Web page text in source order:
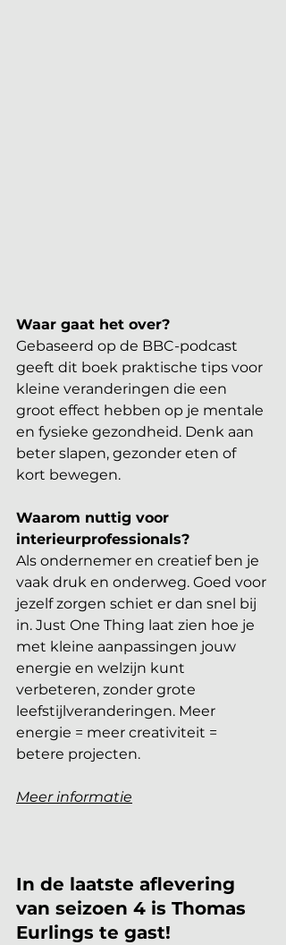
Waar gaat het over?
Gebaseerd op de BBC-podcast
geeft dit boek praktische tips voor
kleine veranderingen die een
groot effect hebben op je mentale
en fysieke gezondheid. Denk aan
beter slapen, gezonder eten of
kort bewegen.
Waarom nuttig voor
interieurprofessionals?
Als ondernemer en creatief ben je
vaak druk en onderweg. Goed voor
jezelf zorgen schiet er dan snel bij
in. Just One Thing laat zien hoe je
met kleine aanpassingen jouw
energie en welzijn kunt
verbeteren, zonder grote
leefstijlveranderingen. Meer
energie = meer creativiteit =
betere projecten.
Meer informatie
In de laatste aflevering
van seizoen 4 is Thomas
Eurlings te gast!